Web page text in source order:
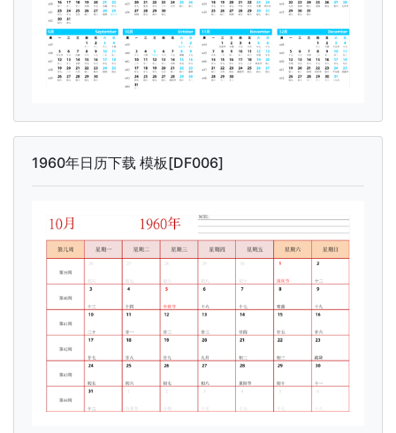
1960年日历下载 模板[DF006]